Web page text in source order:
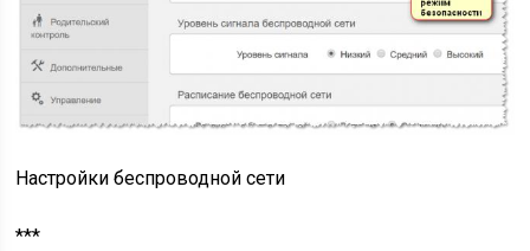
Настройки беспроводной сети
***